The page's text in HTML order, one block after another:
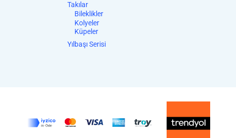
Takılar
Bileklikler
Kolyeler
Küpeler
Yılbaşı Serisi